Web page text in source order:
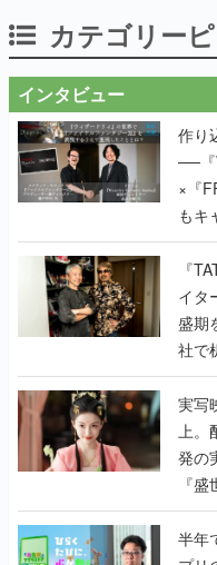
カテゴリー
インタビュー
作り
──『
×『
もキ
で作
く
『
イタ
盛期
社で
『
んだ
実写
上。
発の
『
うこ
半年